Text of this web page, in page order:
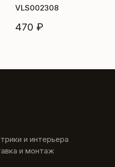
VLS002308
470 ₽
и интерьера
и монтаж